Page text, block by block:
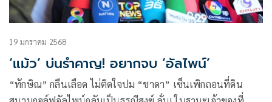
19 มกราคม 2568
‘แม้ว’ บ่นรำคาญ! อยากจบ ‘อัลไพน์’
“ทักษิณ” กลืนเลือด ไม่ติดใจปม “ชาดา” เซ็นเพิกถอนที่ดิน